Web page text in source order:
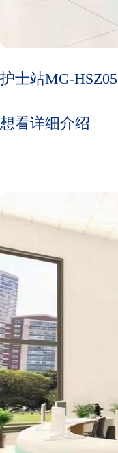
护士站MG-HSZ05
想看详细介绍